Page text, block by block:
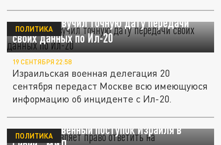
Израиль озвучил точную дату передачи
своих данных по Ил-20
ПОЛИТИКА
19 СЕНТЯБРЯ 22:58
Израильская военная делегация 20
сентября передаст Москве всю имеющуюся
информацию об инциденте с Ил-20.
Россия оставляет право ответить на
недружественный поступок Израиля в
ПОЛИТИКА